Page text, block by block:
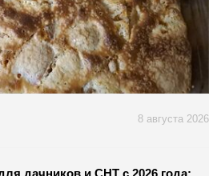
8 августа 2026
дачников и СНТ с 2026 года: